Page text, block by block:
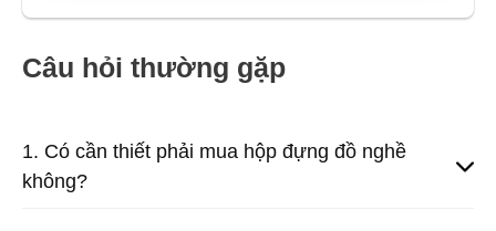
Câu hỏi thường gặp
1. Có cần thiết phải mua hộp đựng đồ nghề
không?